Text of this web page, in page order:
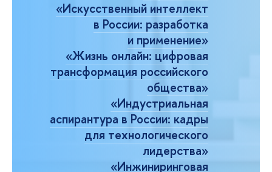
«Искусственный интеллект
в России: разработка
и применение»
«Жизнь онлайн: цифровая
трансформация российского
общества»
«Индустриальная
аспирантура в России: кадры
для технологического
лидерства»
«Инжиниринговая